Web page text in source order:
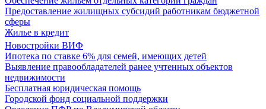
Предоставление жилищных субсидий работникам бюджетной
сферы
Жилье в кредит
Новостройки ВИФ
Ипотека по ставке 6% для семей, имеющих детей
Выявление правообладателей ранее учтенных объектов
недвижимости
Бесплатная юридическая помощь
Городской фонд социальной поддержки